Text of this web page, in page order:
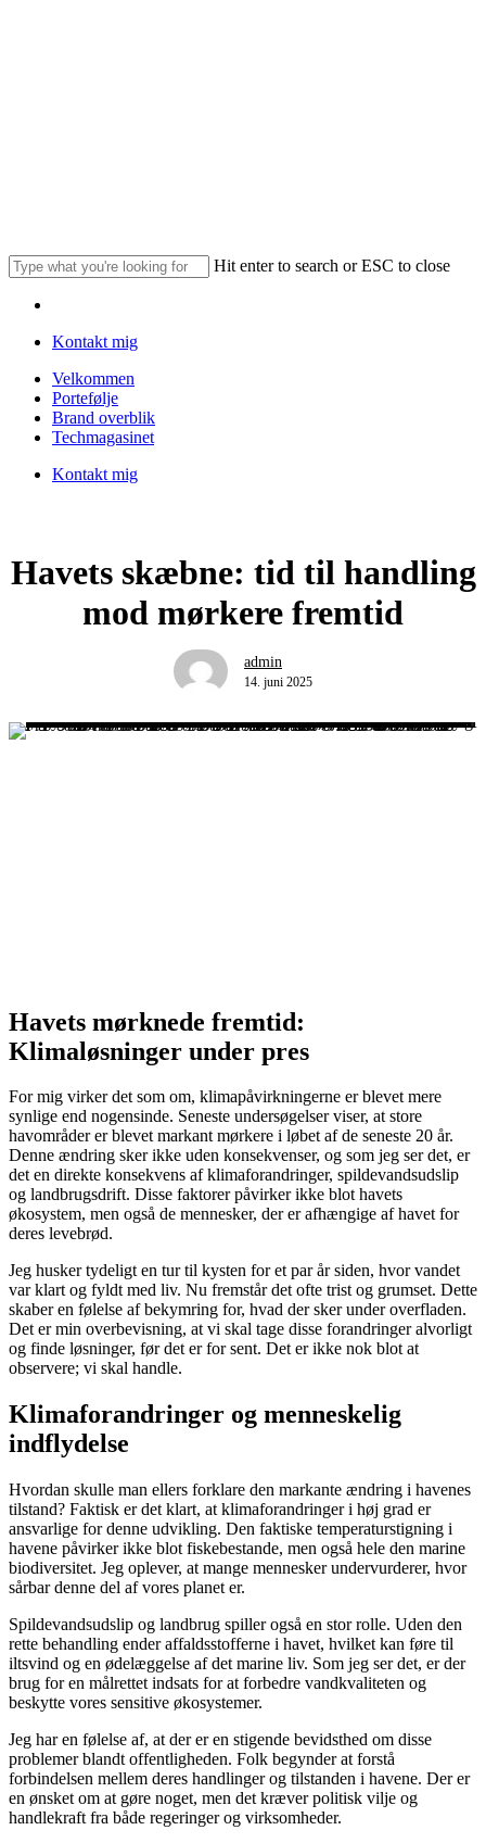
Hit enter to search or ESC to close
Search
Kontakt mig
Menu
Velkommen
Portefølje
Brand overblik
Techmagasinet
Kontakt mig
Havets skæbne: tid til handling
mod mørkere fremtid
admin
14. juni 2025
Havets mørknede fremtid:
Klimaløsninger under pres
For mig virker det som om, klimapåvirkningerne er blevet mere
synlige end nogensinde. Seneste undersøgelser viser, at store
havområder er blevet markant mørkere i løbet af de seneste 20 år.
Denne ændring sker ikke uden konsekvenser, og som jeg ser det, er
det en direkte konsekvens af klimaforandringer, spildevandsudslip
og landbrugsdrift. Disse faktorer påvirker ikke blot havets
økosystem, men også de mennesker, der er afhængige af havet for
deres levebrød.
Jeg husker tydeligt en tur til kysten for et par år siden, hvor vandet
var klart og fyldt med liv. Nu fremstår det ofte trist og grumset. Dette
skaber en følelse af bekymring for, hvad der sker under overfladen.
Det er min overbevisning, at vi skal tage disse forandringer alvorligt
og finde løsninger, før det er for sent. Det er ikke nok blot at
observere; vi skal handle.
Klimaforandringer og menneskelig
indflydelse
Hvordan skulle man ellers forklare den markante ændring i havenes
tilstand? Faktisk er det klart, at klimaforandringer i høj grad er
ansvarlige for denne udvikling. Den faktiske temperaturstigning i
havene påvirker ikke blot fiskebestande, men også hele den marine
biodiversitet. Jeg oplever, at mange mennesker undervurderer, hvor
sårbar denne del af vores planet er.
Spildevandsudslip og landbrug spiller også en stor rolle. Uden den
rette behandling ender affaldsstofferne i havet, hvilket kan føre til
iltsvind og en ødelæggelse af det marine liv. Som jeg ser det, er der
brug for en målrettet indsats for at forbedre vandkvaliteten og
beskytte vores sensitive økosystemer.
Jeg har en følelse af, at der er en stigende bevidsthed om disse
problemer blandt offentligheden. Folk begynder at forstå
forbindelsen mellem deres handlinger og tilstanden i havene. Der er
en ønsket om at gøre noget, men det kræver politisk vilje og
handlekraft fra både regeringer og virksomheder.